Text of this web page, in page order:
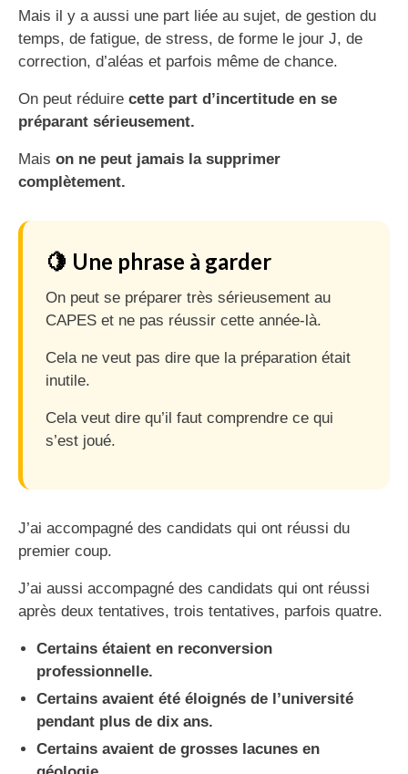
Mais il y a aussi une part liée au sujet, de gestion du
temps, de fatigue, de stress, de forme le jour J, de
correction, d’aléas et parfois même de chance.
On peut réduire cette part d’incertitude en se
préparant sérieusement.
Mais on ne peut jamais la supprimer
complètement.
🍋 Une phrase à garder
On peut se préparer très sérieusement au
CAPES et ne pas réussir cette année-là.
Cela ne veut pas dire que la préparation était
inutile.
Cela veut dire qu’il faut comprendre ce qui
s’est joué.
J’ai accompagné des candidats qui ont réussi du
premier coup.
J’ai aussi accompagné des candidats qui ont réussi
après deux tentatives, trois tentatives, parfois quatre.
Certains étaient en reconversion
professionnelle.
Certains avaient été éloignés de l’université
pendant plus de dix ans.
Certains avaient de grosses lacunes en